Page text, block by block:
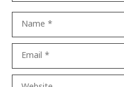
Website